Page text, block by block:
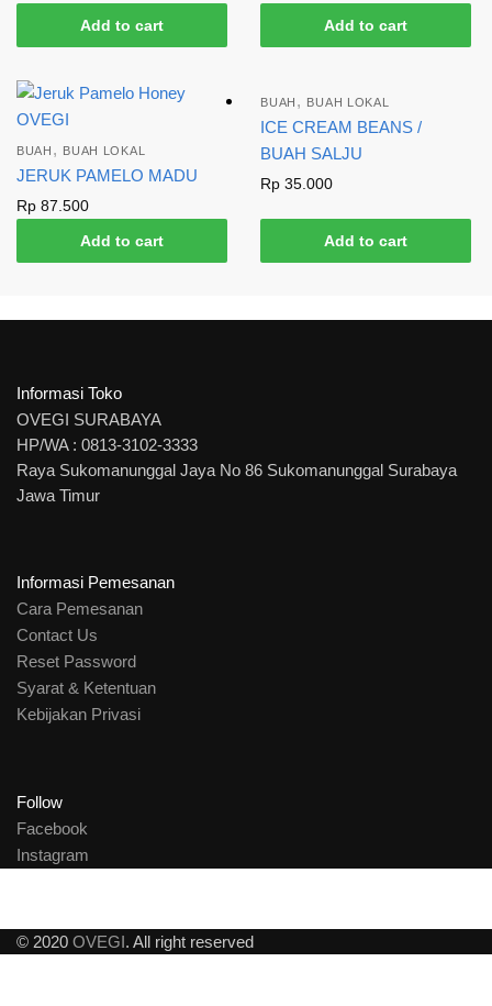
Add to cart
Add to cart
BUAH , BUAH LOKAL
JERUK PAMELO MADU
Rp 87.500
Add to cart
BUAH , BUAH LOKAL
ICE CREAM BEANS /
BUAH SALJU
Rp 35.000
Add to cart
Informasi Toko
OVEGI SURABAYA
HP/WA : 0813-3102-3333
Raya Sukomanunggal Jaya No 86 Sukomanunggal Surabaya
Jawa Timur
Informasi Pemesanan
Cara Pemesanan
Contact Us
Reset Password
Syarat & Ketentuan
Kebijakan Privasi
Follow
Facebook
Instagram
© 2020 OVEGI. All right reserved